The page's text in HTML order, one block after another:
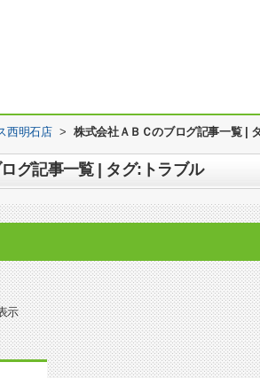
西明石店 > 株式会社ＡＢＣのブログ記事一覧 |
グ記事一覧 | タグ:トラブル
示